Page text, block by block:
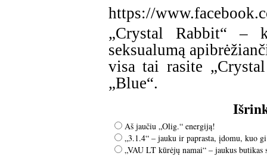
https://
„Crystal Rabbit“ –
seksualumą
visa tai rasite
„Blue“.
Aš jaučiu „Olig.“ energiją!
„3.1.4“ – jauku ir paprasta, įdomu, kuo
„VAU LT kūrėjų namai“ – jaukus butikas